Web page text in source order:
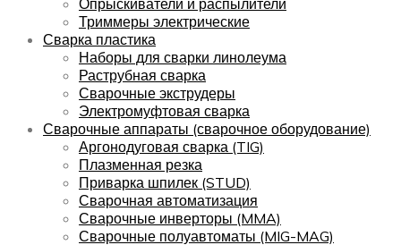
Триммеры электрические
Сварка пластика
Наборы для сварки линолеума
Раструбная сварка
Сварочные экструдеры
Электромуфтовая сварка
Сварочные аппараты (сварочное оборудование)
Аргонодуговая сварка (TIG)
Плазменная резка
Приварка шпилек (STUD)
Сварочная автоматизация
Сварочные инверторы (MMA)
Сварочные полуавтоматы (MIG-MAG)